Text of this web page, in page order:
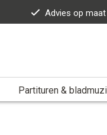
Advies op maat
Partituren &